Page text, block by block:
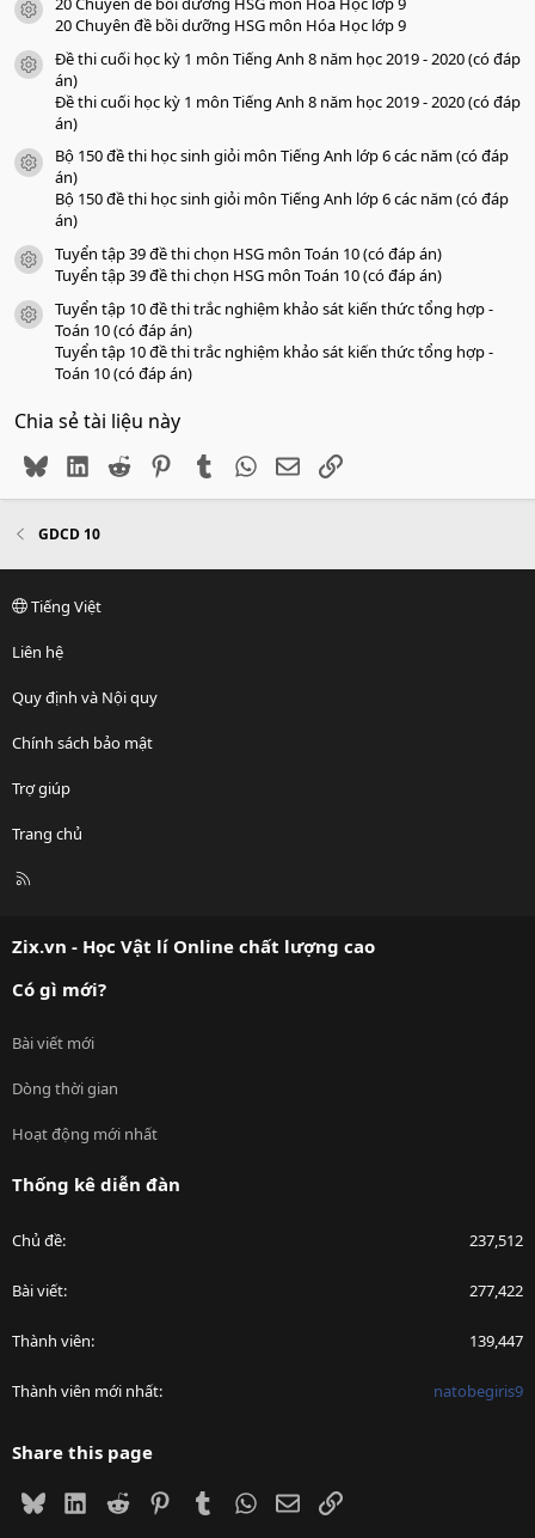
a
o
icon tài liệu
20 Chuyên đề bồi dưỡng HSG môn Hóa Học lớp 9
icon tài liệu
Đề thi cuối học kỳ 1 môn Tiếng Anh 8 năm học 2019 - 2020 (có đáp
án)
Đề thi cuối học kỳ 1 môn Tiếng Anh 8 năm học 2019 - 2020 (có đáp
án)
icon tài liệu
Bộ 150 đề thi học sinh giỏi môn Tiếng Anh lớp 6 các năm (có đáp
án)
Bộ 150 đề thi học sinh giỏi môn Tiếng Anh lớp 6 các năm (có đáp
án)
icon tài liệu
Tuyển tập 39 đề thi chọn HSG môn Toán 10 (có đáp án)
Tuyển tập 39 đề thi chọn HSG môn Toán 10 (có đáp án)
icon tài liệu
Tuyển tập 10 đề thi trắc nghiệm khảo sát kiến thức tổng hợp -
Toán 10 (có đáp án)
Tuyển tập 10 đề thi trắc nghiệm khảo sát kiến thức tổng hợp -
Toán 10 (có đáp án)
Chia sẻ tài liệu này
BlueskyLinkedIn
Reddit PinterestTumblr WhatsApp
EmailLink
GDCD 10
Tiếng Việt
Liên hệ
Quy định và Nội quy
Chính sách bảo mật
Trợ giúp
Trang chủ
R
Zix.vn - Học Vật lí Online chất lượng cao
Có gì mới?
Bài viết mới
Dòng thời gian
Hoạt động mới nhất
Thống kê diễn đàn
Chủ đề 237,512
Bài viết 277,422
Thành viên 139,447
Thành viên mới nhất natobegiris9
Share this page
BlueskyLinkedIn
Reddit PinterestTumblrWhatsApp
EmailLink